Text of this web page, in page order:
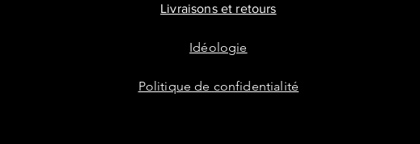
Livraisons et retours
Idéologie
Politique de confidentialité